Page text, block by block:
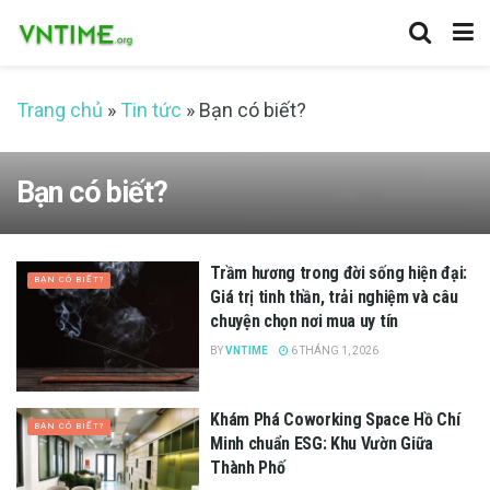
Trang chủ » Tin tức » Bạn có biết?
Bạn có biết?
BẠN CÓ BIẾT?
Trầm hương trong đời sống hiện đại:
Giá trị tinh thần, trải nghiệm và câu
chuyện chọn nơi mua uy tín
BYVNTIME 6 THÁNG 1, 2026
BẠN CÓ BIẾT?
Khám Phá Coworking Space Hồ Chí
Minh chuẩn ESG: Khu Vườn Giữa
Thành Phố